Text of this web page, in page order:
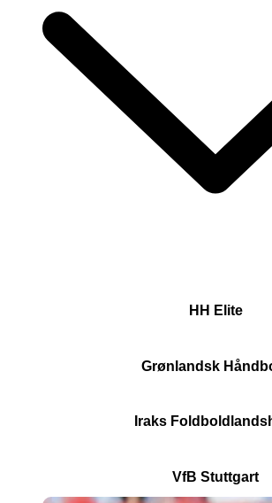
HH Elite
Grønlandsk
Iraks
VfB Stuttgart